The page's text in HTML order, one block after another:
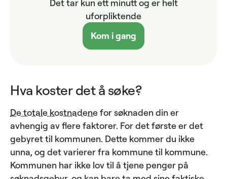
Det tar kun ett minutt og er helt
uforpliktende
Kom i gang
Hva koster det å søke?
De totale kostnadene for søknaden din er
avhengig av flere faktorer. For det første er det
gebyret til kommunen. Dette kommer du ikke
unna, og det varierer fra kommune til kommune.
Kommunen har ikke lov til å tjene penger på